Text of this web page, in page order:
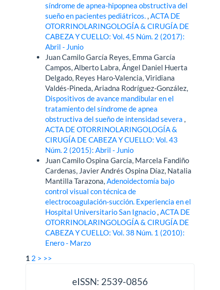
síndrome de apnea-hipopnea obstructiva del
sueño en pacientes pediátricos.,ACTA DE
OTORRINOLARINGOLOGÍA & CIRUGÍA DE
CABEZA Y CUELLO: Vol. 45 Núm. 2 (2017):
Abril - Junio
Juan Camilo García Reyes, Emma García
Campos, Alberto Labra, Ángel Daniel Huerta
Delgado, Reyes Haro-Valencia, Viridiana
Valdés-Pineda, Ariadna Rodríguez-González,
Dispositivos de avance mandibular en el
tratamiento del síndrome de apnea
obstructiva del sueño de intensidad severa,
ACTA DE OTORRINOLARINGOLOGÍA &
CIRUGÍA DE CABEZA Y CUELLO: Vol. 43
Núm. 2 (2015): Abril - Junio
Juan Camilo Ospina García, Marcela Fandiño
Cardenas, Javier Andrés Ospina Díaz, Natalia
Mantilla Tarazona,Adenoidectomía bajo
control visual con técnica de
electrocoagulación-succión. Experiencia en el
Hospital Universitario San Ignacio,ACTA DE
OTORRINOLARINGOLOGÍA & CIRUGÍA DE
CABEZA Y CUELLO: Vol. 38 Núm. 1 (2010):
Enero - Marzo
1 2 > >>
eISSN: 2539-0856